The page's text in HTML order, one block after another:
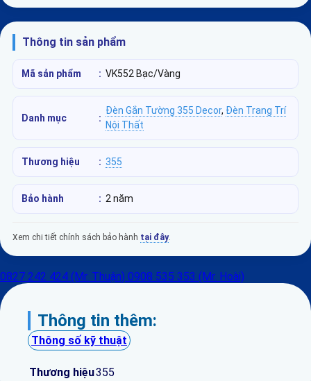
Thông tin sản phẩm
Mã sản phẩm : VK552 Bạc/Vàng
Danh mục :
Đèn Gắn Tường 355 Decor, Đèn Trang Trí
Nội Thất
Thương hiệu : 355
Bảo hành : 2 năm
Xem chi tiết chính sách bảo hành tại đây.
0827 242 424 (Mr. Thuận) 0908 535 353 (Mr. Hoài)
Thông tin thêm:
Thông số kỹ thuật
Thương hiệu355